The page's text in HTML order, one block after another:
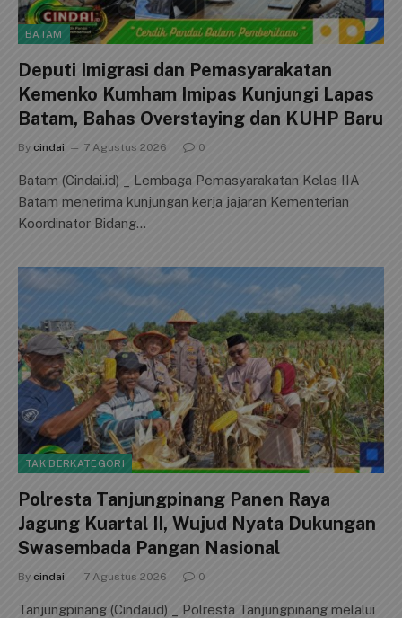
BATAM
Deputi Imigrasi dan Pemasyarakatan
Kemenko Kumham Imipas Kunjungi Lapas
Batam, Bahas Overstaying dan KUHP Baru
By cindai 7 Agustus 2026 0
Batam (Cindai.id) _ Lembaga Pemasyarakatan Kelas IIA
Batam menerima kunjungan kerja jajaran Kementerian
Koordinator Bidang…
TAK BERKATEGORI
Polresta Tanjungpinang Panen Raya
Jagung Kuartal II, Wujud Nyata Dukungan
Swasembada Pangan Nasional
By cindai 7 Agustus 2026 0
Tanjungpinang (Cindai.id) _ Polresta Tanjungpinang melalui